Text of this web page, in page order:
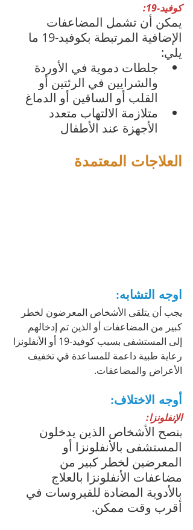
كوفيد-19:
يمكن أن تشمل المضاعفات
الإضافية المرتبطة بكوفيد-19 ما
يلي:
جلطات دموية في الأوردة
والشرايين في الرئتين أو
القلب أو الساقين أو الدماغ
متلازمة الالتهاب متعدد
الأجهزة عند الأطفال
العلاجات المعتمدة
اوجه التشابه:
يجب أن يتلقى الأشخاص المعرضون لخطر
كبير من المضاعفات أو الذين تم إدخالهم
إلى المستشفى بسبب كوفيد-19 أو الأنفلونزا
رعاية طبية داعمة للمساعدة في تخفيف
الأعراض والمضاعفات.
أوجه الاختلاف:
الإنفلونزا:
ينصح الأشخاص الذين يدخلون
المستشفى بالأنفلونزا أو
المعرضين لخطر كبير من
مضاعفات الأنفلونزا بالعلاج
بالأدوية المضادة للفيروسات في
أقرب وقت ممكن.